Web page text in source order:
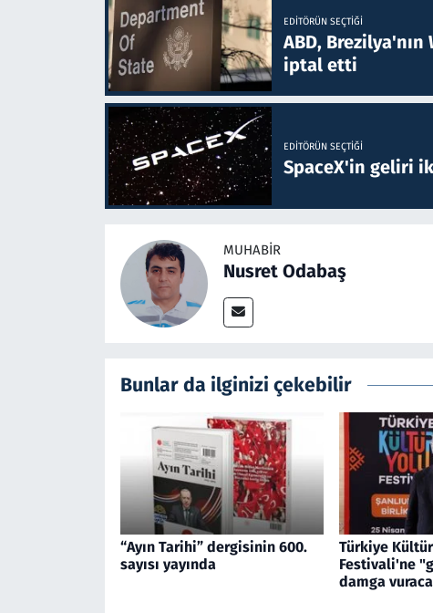
EDITÖRÜN SEÇTIĞI
ABD,
iptal etti
EDITÖRÜN SEÇTIĞI
SpaceX'in geliri
MUHABIR
Nusret Odabaş
Bunlar da ilginizi çekebilir
“Ayın Tarihi” dergisinin 600.
sayısı yayında
Türkiye
Festivali'ne
damga